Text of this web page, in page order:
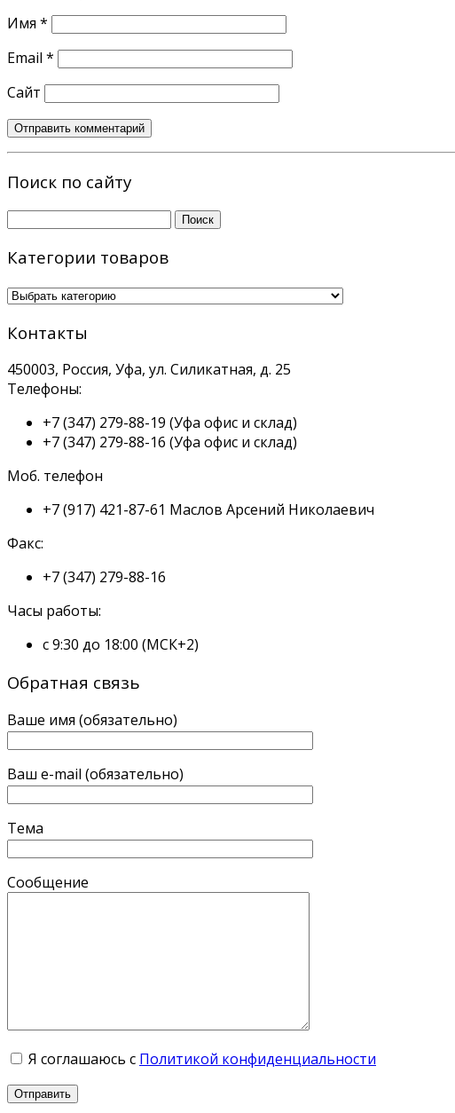
Имя *
Email *
Сайт
Поиск по сайту
Категории товаров
Контакты
450003, Россия, Уфа, ул. Силикатная, д. 25
Телефоны:
+7 (347) 279-88-19 (Уфа офис и склад)
+7 (347) 279-88-16 (Уфа офис и склад)
Моб. телефон
+7 (917) 421-87-61 Маслов Арсений Николаевич
Факс:
+7 (347) 279-88-16
Часы работы:
с 9:30 до 18:00 (МСК+2)
Обратная связь
Ваше имя (обязательно)
Ваш e-mail (обязательно)
Тема
Сообщение
Я соглашаюсь с Политикой конфиденциальности